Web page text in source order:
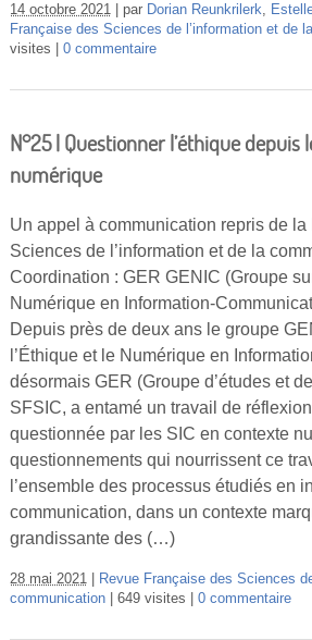
14 octobre 2021 par Dorian Reunkrilerk,
Française des Sciences de l’information et de
visites
0 commentaire
N°25 | Questionner l’éthique depuis
numérique
Un appel à communication repris de
Sciences de l’information et de la
Coordination : GER GENIC (Groupe
Numérique en Information-
Depuis près de deux ans le groupe
l’Éthique et le Numérique en
désormais GER (Groupe d’études et
SFSIC, a entamé un travail de
questionnée par les SIC en contexte
questionnements qui nourrissent ce
l’ensemble des processus étudiés en
communication, dans un contexte
grandissante des (…)
28 mai 2021
Revue Française des Sciences
communication
649 visites 0 commentaire